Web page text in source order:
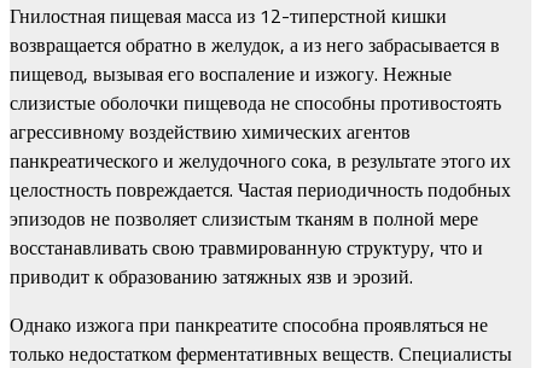
Гнилостная пищевая масса из 12-типерстной кишки
возвращается обратно в желудок, а из него забрасывается в
пищевод, вызывая его воспаление и изжогу. Нежные
слизистые оболочки пищевода не способны противостоять
агрессивному воздействию химических агентов
панкреатического и желудочного сока, в результате этого их
целостность повреждается. Частая периодичность подобных
эпизодов не позволяет слизистым тканям в полной мере
восстанавливать свою травмированную структуру, что и
приводит к образованию затяжных язв и эрозий.
Однако изжога при панкреатите способна проявляться не
только недостатком ферментативных веществ. Специалисты